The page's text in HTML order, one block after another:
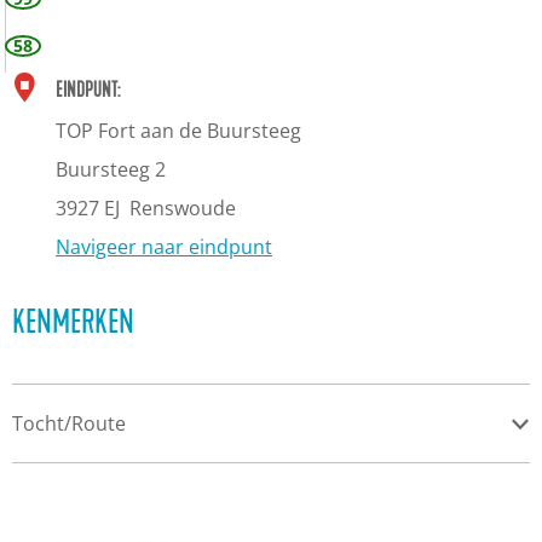
I
58
EINDPUNT:
TOP Fort aan de Buursteeg
Buursteeg 2
3927 EJ Renswoude
Navigeer naar eindpunt
KENMERKEN
Tocht/Route